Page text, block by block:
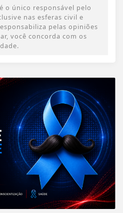
o único responsável pelo
nas esferas civil e
pelas opiniões
você concorda com os